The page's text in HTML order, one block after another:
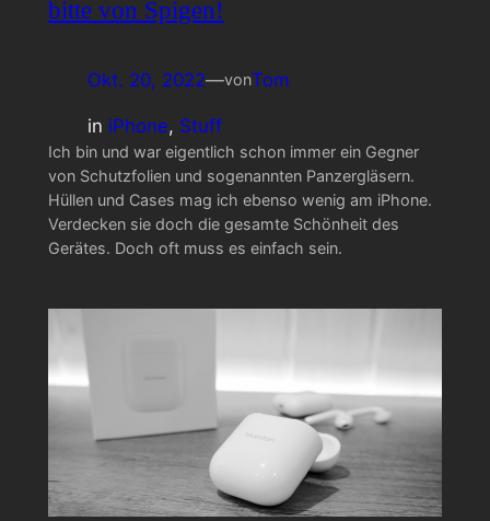
bitte von Spigen!
Okt. 20, 2022—vonTom
in iPhone, Stuff
Ich bin und war eigentlich schon immer ein Gegner
von Schutzfolien und sogenannten Panzergläsern.
Hüllen und Cases mag ich ebenso wenig am iPhone.
Verdecken sie doch die gesamte Schönheit des
Gerätes. Doch oft muss es einfach sein.